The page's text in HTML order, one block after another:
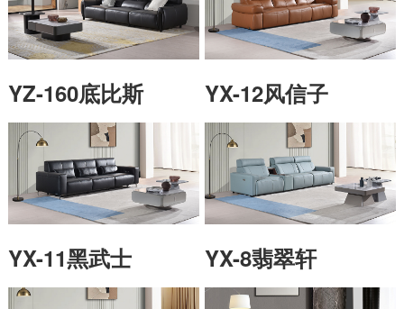
YZ-160底比斯 YX-12风信子
YX-11黑武士 YX-8翡翠轩